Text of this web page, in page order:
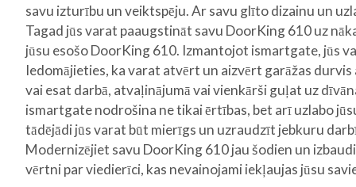
savu izturību un veiktspēju. Ar savu glīto dizainu un
Tagad jūs varat paaugstināt savu DoorKing 610 uz
jūsu esošo DoorKing 610. Izmantojot ismartgate, jūs
Iedomājieties, ka varat atvērt un aizvērt garāžas
vai esat darbā, atvaļinājumā vai vienkārši guļat uz
ismartgate nodrošina ne tikai ērtības, bet arī uzlabo
tādējādi jūs varat būt mierīgs un uzraudzīt jebkuru
Modernizējiet savu DoorKing 610 jau šodien un
vērtni par viedierīci, kas nevainojami iekļaujas jūsu